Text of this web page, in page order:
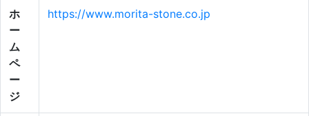
ホ
ー
ム
ペ
ー
ジ
https://www.morita-stone.co.jp